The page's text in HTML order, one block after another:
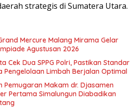
strategis di Sumatera Utara.
Mercure Malang Mirama Gelar
Agustusan 2026
Cek Dua SPPG Polri, Pastikan Standar
Pengelolaan Limbah Berjalan Optimal
Pemugaran Makam dr. Djasamen
Pertama Simalungun Diabadikan